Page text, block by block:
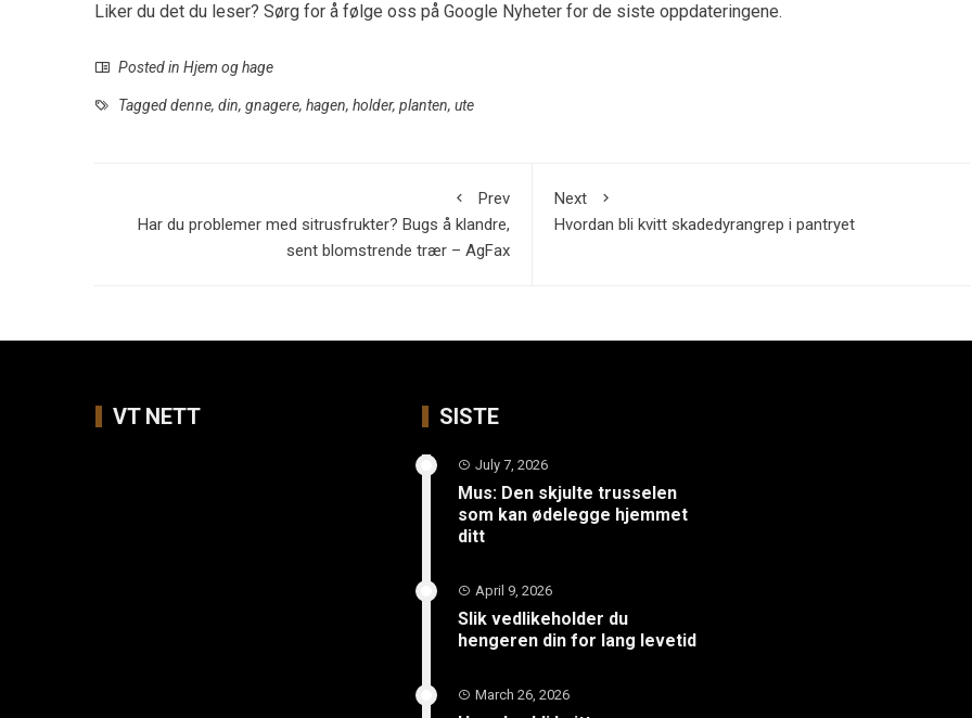
Liker du det du leser? Sørg for å følge oss på Google Nyheter for de siste oppdateringene.
Posted in Hjem og hage
Taggeddenne, din, gnagere, hagen, holder, planten, ute
Prev
Har du problemer med sitrusfrukter? Bugs å klandre,
sent blomstrende trær – AgFax
Next
Hvordan bli kvitt skadedyrangrep i pantryet
VT NETT SISTE
July 7, 2026
Mus: Den skjulte trusselen
som kan ødelegge hjemmet
ditt
April 9, 2026
Slik vedlikeholder du
hengeren din for lang levetid
March 26, 2026